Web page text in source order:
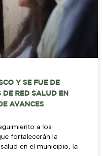
Y SE FUE DE
DE RED SALUD EN
AVANCES
a los
fortalecerán la
en el municipio, la